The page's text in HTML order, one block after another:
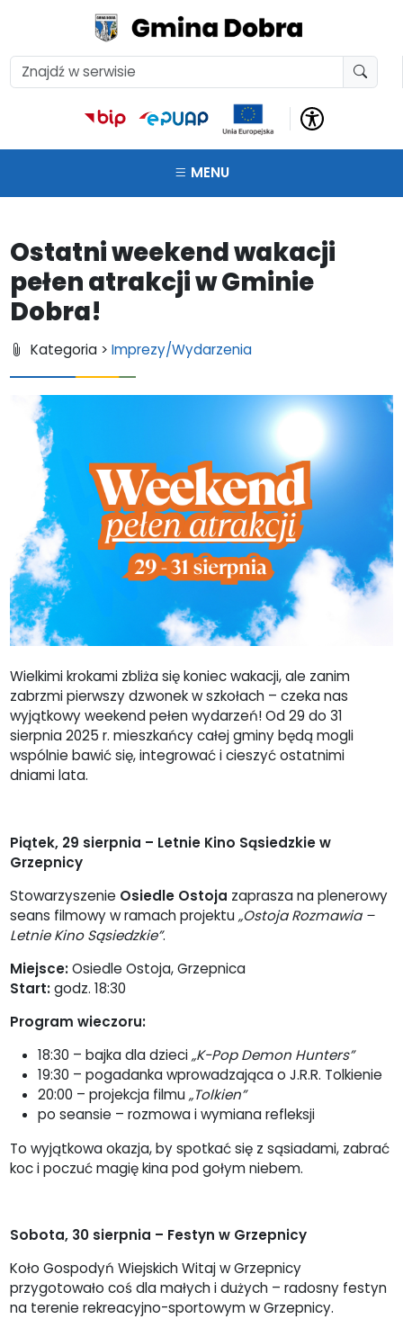
MENU
Ostatni weekend wakacji
pełen atrakcji w Gminie
Dobra!
Kategoria >Imprezy/Wydarzenia
Wielkimi krokami zbliża się koniec wakacji, ale zanim
zabrzmi pierwszy dzwonek w szkołach – czeka nas
wyjątkowy weekend pełen wydarzeń! Od 29 do 31
sierpnia 2025 r. mieszkańcy całej gminy będą mogli
wspólnie bawić się, integrować i cieszyć ostatnimi
dniami lata.
Piątek, 29 sierpnia – Letnie Kino Sąsiedzkie w
Grzepnicy
Stowarzyszenie Osiedle Ostoja zaprasza na plenerowy
seans filmowy w ramach projektu„Ostoja Rozmawia –
Letnie Kino Sąsiedzkie”.
Miejsce:Osiedle Ostoja, Grzepnica
Start:godz. 18:30
Program wieczoru:
18:30 – bajka dla dzieci„K-Pop Demon Hunters”
19:30 – pogadanka wprowadzająca o J.R.R. Tolkienie
20:00 – projekcja filmu„Tolkien”
po seansie – rozmowa i wymiana refleksji
To wyjątkowa okazja, by spotkać się z sąsiadami, zabrać
koc i poczuć magię kina pod gołym niebem.
Sobota, 30 sierpnia – Festyn w Grzepnicy
Koło Gospodyń Wiejskich Witaj w Grzepnicy
przygotowało coś dla małych i dużych – radosny festyn
na terenie rekreacyjno-sportowym w Grzepnicy.